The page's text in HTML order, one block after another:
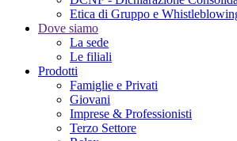
Etica di Gruppo e
Dove siamo
La sede
Le filiali
Prodotti
Famiglie e Privati
Giovani
Imprese & Professionisti
Terzo Settore